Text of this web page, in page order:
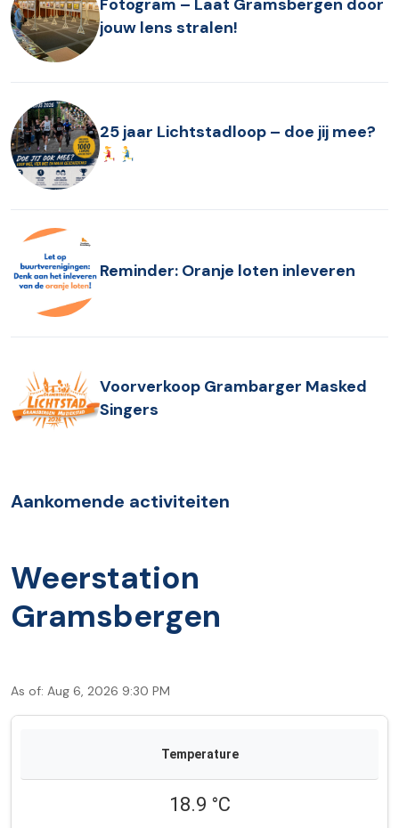
jouw lens stralen!
25 jaar Lichtstadloop – doe jij mee?
Reminder: Oranje loten inleveren
Voorverkoop Grambarger Masked
Singers
Aankomende activiteiten
Weerstation
Gramsbergen
As of: Aug 6, 2026 9:30 PM
18.9 °C